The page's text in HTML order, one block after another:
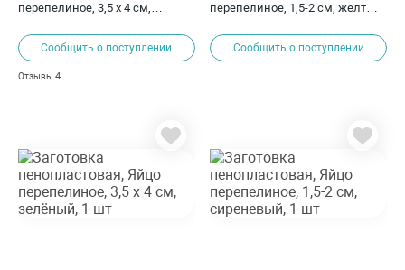
перепелиное, 3,5 х 4 см,
Сообщить о поступлении
Отзывы 4
перепелиное, 1,5-2 см, желтый,
Сообщить о поступлении